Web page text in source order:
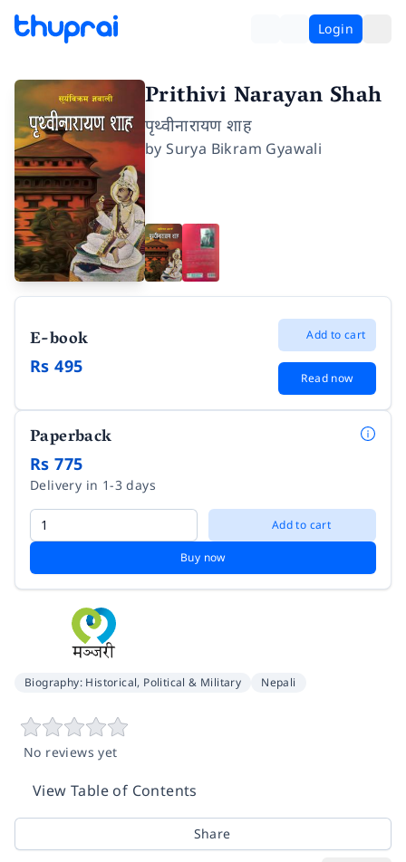
Login
Prithivi Narayan Shah
पृथ्वीनारायण शाह
bySurya Bikram Gyawali
E-book
Rs 495
Add to cart
Read now
Paperback
Rs 775
Delivery in 1-3 days
Add to cart
Buy now
Biography: Historical, Political & Military Nepali
No reviews yet
View Table of Contents
Share